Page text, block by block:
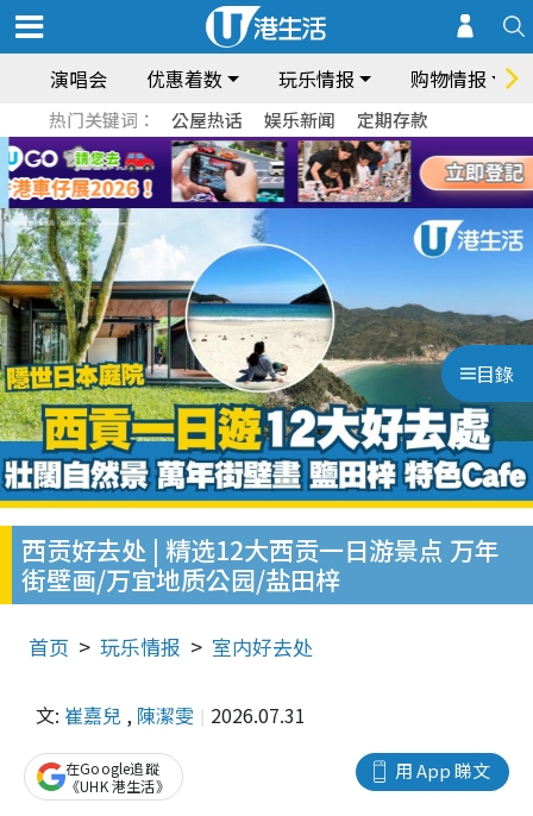
演唱会 优惠着数 玩乐情报 购物情报
热门关键词： 公屋热话 娱乐新闻 定期存款
目錄
西贡好去处 | 精选12大西贡一日游景点 万年
街壁画/万宜地质公园/盐田梓
首页 玩乐情报 室内好去处
文: 崔嘉兒 , 陳潔雯 2026.07.31
用 App 睇文
在Google追蹤
《UHK 港生活》